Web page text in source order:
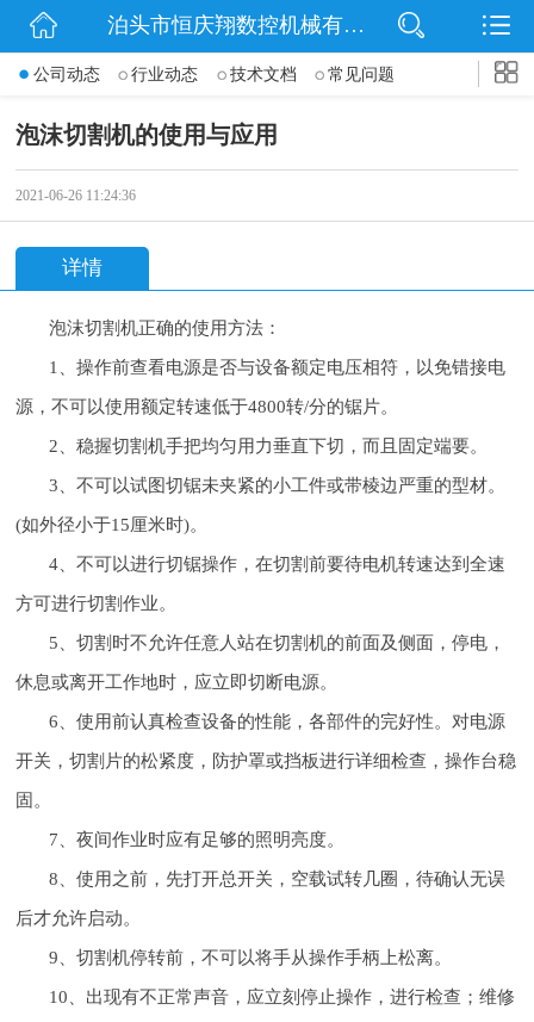
网站首页
泊头市恒庆翔数控机械有限公司
公司动态 行业动态 技术文档 常见问题
泡沫切割机的使用与应用
2021-06-26 11:24:36
详情
泡沫切割机正确的使用方法：
1、操作前查看电源是否与设备额定电压相符，以免错接电
源，不可以使用额定转速低于4800转/分的锯片。
2、稳握切割机手把均匀用力垂直下切，而且固定端要。
3、不可以试图切锯未夹紧的小工件或带棱边严重的型材。
(如外径小于15厘米时)。
4、不可以进行切锯操作，在切割前要待电机转速达到全速
方可进行切割作业。
5、切割时不允许任意人站在切割机的前面及侧面，停电，
休息或离开工作地时，应立即切断电源。
6、使用前认真检查设备的性能，各部件的完好性。对电源
开关，切割片的松紧度，防护罩或挡板进行详细检查，操作台稳
固。
7、夜间作业时应有足够的照明亮度。
8、使用之前，先打开总开关，空载试转几圈，待确认无误
后才允许启动。
9、切割机停转前，不可以将手从操作手柄上松离。
10、出现有不正常声音，应立刻停止操作，进行检查；维修